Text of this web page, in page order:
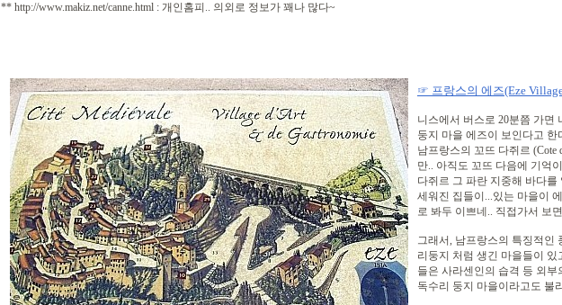
** http://www.makiz.net/canne.html : 개인홈피.. 의외로 정보가 꽤나 많다~
☞ 프랑스의 에즈(Eze
니스에서 버스로 20분쯤 가면
둥지 마을 에즈이 보인다고 한
남프랑스의 꼬뜨 다쥐르
만.. 아직도 꼬뜨 다음에 기억
다쥐르 그 파란 지중해 바다
세워진 집들이...있는 마을이
로 봐두 이쁘네.. 직접가서 보
그래서, 남프랑스의 특징적인
리둥지 처럼 생긴 마을들이
들은 사라센인의 습격 등 외
독수리 둥지 마을이라고도 불